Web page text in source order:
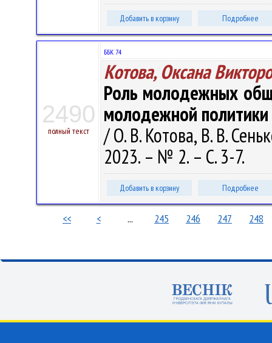
Добавить в корзину Подробнее
2490
полный текст
ББК 74
Котова, Оксана
Роль молодежных
молодежной политики
/ О. В. Котова, В. В.
2023. – № 2. – С. 3-7.
Добавить в корзину Подробнее
<< < ... 245 246 247 248